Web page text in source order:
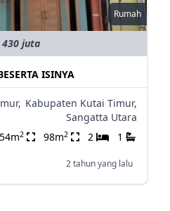
Rumah
430 juta
ISINYA
Kabupaten Kutai Timur,
Sangatta Utara
54m2 98m2 2 1
2 tahun yang lalu